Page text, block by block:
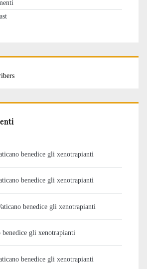
benedice gli xenotrapianti
benedice gli xenotrapianti
benedice gli xenotrapianti
benedice gli xenotrapianti
benedice gli xenotrapianti